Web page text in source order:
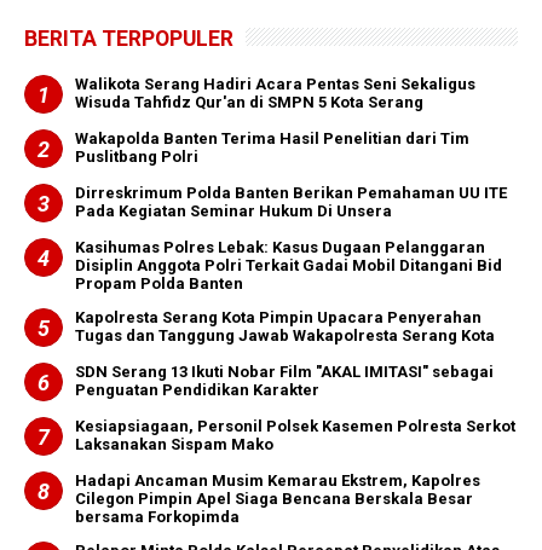
BERITA TERPOPULER
Walikota Serang Hadiri Acara Pentas Seni Sekaligus
Wisuda Tahfidz Qur'an di SMPN 5 Kota Serang
Wakapolda Banten Terima Hasil Penelitian dari Tim
Puslitbang Polri
Dirreskrimum Polda Banten Berikan Pemahaman UU ITE
Pada Kegiatan Seminar Hukum Di Unsera
Kasihumas Polres Lebak: Kasus Dugaan Pelanggaran
Disiplin Anggota Polri Terkait Gadai Mobil Ditangani Bid
Propam Polda Banten
Kapolresta Serang Kota Pimpin Upacara Penyerahan
Tugas dan Tanggung Jawab Wakapolresta Serang Kota
SDN Serang 13 Ikuti Nobar Film "AKAL IMITASI" sebagai
Penguatan Pendidikan Karakter
Kesiapsiagaan, Personil Polsek Kasemen Polresta Serkot
Laksanakan Sispam Mako
Hadapi Ancaman Musim Kemarau Ekstrem, Kapolres
Cilegon Pimpin Apel Siaga Bencana Berskala Besar
bersama Forkopimda